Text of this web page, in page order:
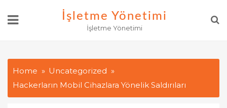
İşletme Yönetimi
İşletme Yönetimi
Home
Uncategorized
Hackerların Mobil Cihazlara Yönelik Saldırıları